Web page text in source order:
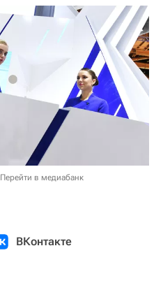
Перейти в медиабанк
ВКонтакте